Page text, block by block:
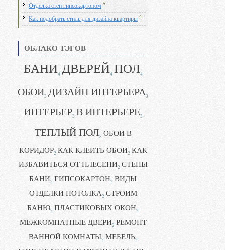
Отделка стен гипсокартоном 5
Как подобрать стиль для дизайна квартиры 4
ОБЛАКО ТЭГОВ
БАНИ4 ДВЕРЕЙ4 ПОЛ4
ОБОИ3 ДИЗАЙН ИНТЕРЬЕРА3
ИНТЕРЬЕР3 В ИНТЕРЬЕРЕ3
ТЕПЛЫЙ ПОЛ3 ОБОИ В
КОРИДОР2 КАК КЛЕИТЬ ОБОИ2 КАК
ИЗБАВИТЬСЯ ОТ ПЛЕСЕНИ2 СТЕНЫ
БАНИ2 ГИПСОКАРТОН2 ВИДЫ
ОТДЕЛКИ ПОТОЛКА2 СТРОИМ
БАНЮ2 ПЛАСТИКОВЫХ ОКОН2
МЕЖКОМНАТНЫЕ ДВЕРИ2 РЕМОНТ
ВАННОЙ КОМНАТЫ2 МЕБЕЛЬ2